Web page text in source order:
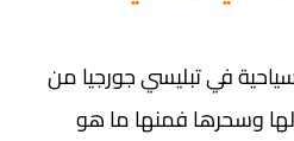
في تبليسي جورجيا من
وسحرها فمنها ما هو